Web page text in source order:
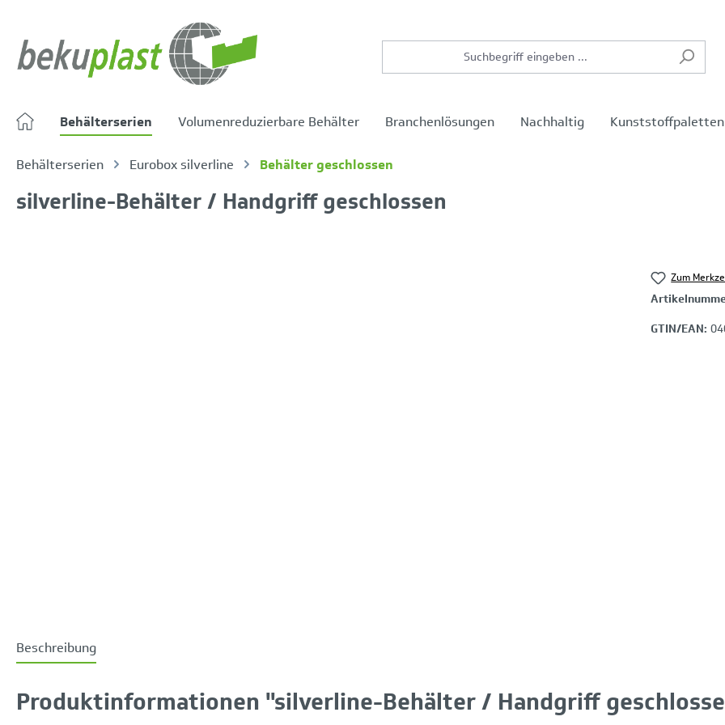
Behälterserien Volumenreduzierbare Behälter Branchenlösungen Nachhaltig Kunststoffpaletten
Behälterserien Eurobox silverline Behälter geschlossen
silverline-Behälter / Handgriff geschlossen
Zum
GTIN/EAN:
Beschreibung
Produktinformationen "silverline-Behälter / Handgriff